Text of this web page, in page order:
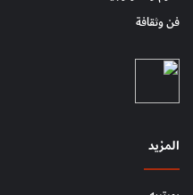
فن وثقافة
المزيد